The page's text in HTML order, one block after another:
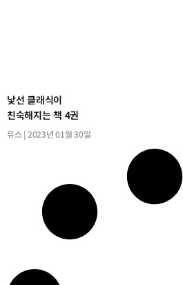
낯선 클래식이
친숙해지는 책 4권
유스 2023년 01월 30일